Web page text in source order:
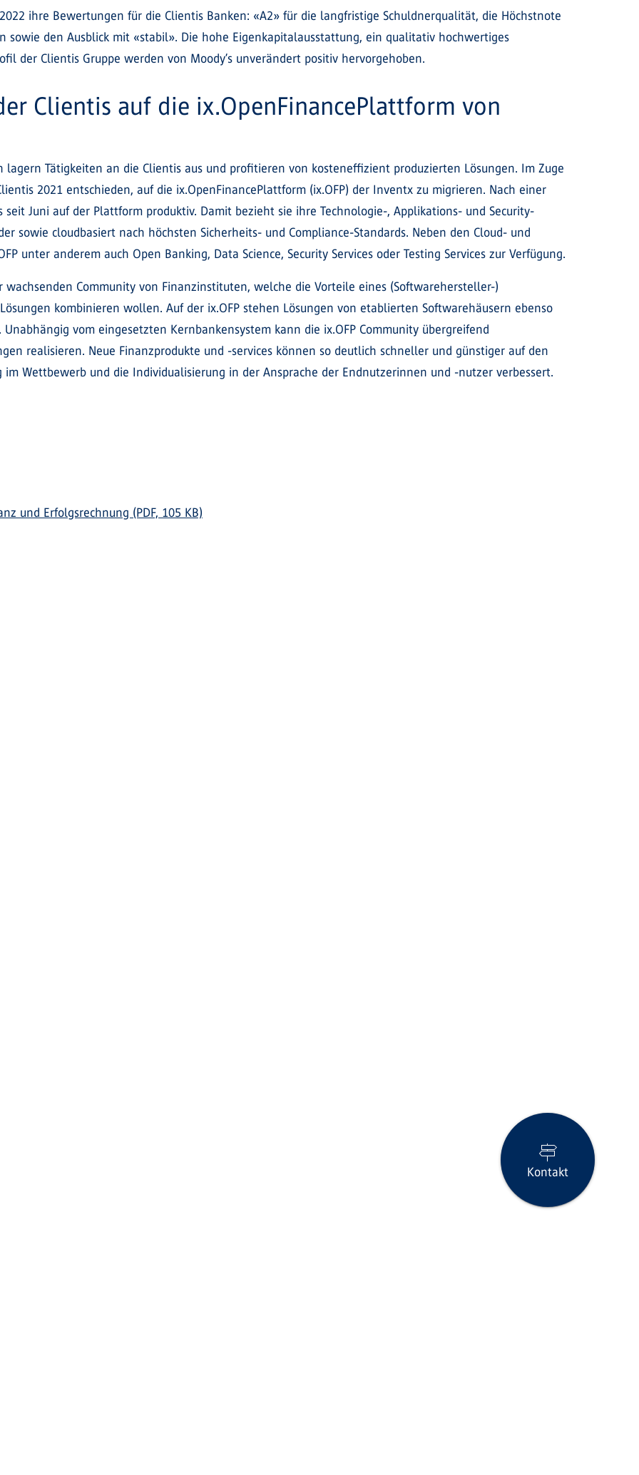
ihre Bewertungen für die Clientis Banken: «A2» für die langfristige Schuldnerqualität, die Höchstnote
sowie den Ausblick mit «stabil». Die hohe Eigenkapitalausstattung, ein qualitativ hochwertiges
der Clientis Gruppe werden von Moody’s unverändert positiv hervorgehoben.
Clientis auf die ix.OpenFinancePlattform von
lagern Tätigkeiten an die Clientis aus und profitieren von kosteneffizient produzierten Lösungen. Im Zuge
2021 entschieden, auf die ix.OpenFinancePlattform (ix.OFP) der Inventx zu migrieren. Nach einer
Juni auf der Plattform produktiv. Damit bezieht sie ihre Technologie-, Applikations- und Security-
sowie cloudbasiert nach höchsten Sicherheits- und Compliance-Standards. Neben den Cloud- und
unter anderem auch Open Banking, Data Science, Security Services oder Testing Services zur Verfügung.
Community von Finanzinstituten, welche die Vorteile eines (Softwarehersteller-)
kombinieren wollen. Auf der ix.OFP stehen Lösungen von etablierten Softwarehäusern ebenso
vom eingesetzten Kernbankensystem kann die ix.OFP Community übergreifend
realisieren. Neue Finanzprodukte und -services können so deutlich schneller und günstiger auf den
Wettbewerb und die Individualisierung in der Ansprache der Endnutzerinnen und -nutzer verbessert.
und Erfolgsrechnung (PDF, 105 KB)
Kontakt